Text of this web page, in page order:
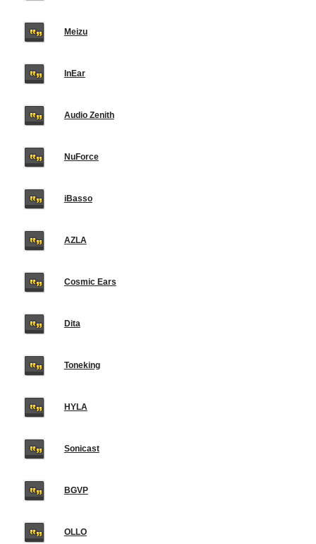
Meizu
InEar
Audio Zenith
NuForce
iBasso
AZLA
Cosmic Ears
Dita
Toneking
HYLA
Sonicast
BGVP
OLLO